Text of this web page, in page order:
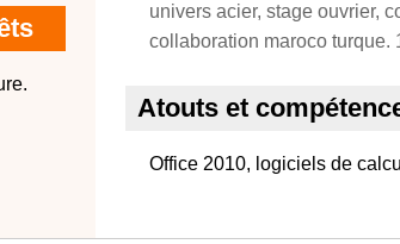
univers acier, stage ouvrier,
collaboration maroco turque.
Atouts et
Office 2010, logiciels de